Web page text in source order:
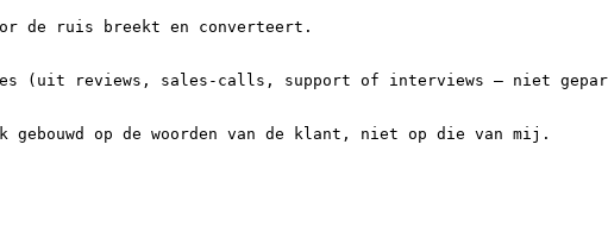
de ruis breekt en converteert.
(uit reviews, sales-calls, support of interviews — niet
op de woorden van de klant, niet op die van mij.